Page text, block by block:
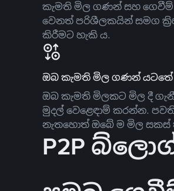
කැමති මිල ගණන් සහ
වෙනත් පරිශීලකයින් සමග
කිරීමට හැකි ය.
ඔබ කැමති මිල ගණන් යටතේ
ඔබ කැමති මිලකට මිල දී
මුදල් වෙළෙඳාම් කරන්න.
නැතහොත් ඔබේ ම මිල සකස්
P2P